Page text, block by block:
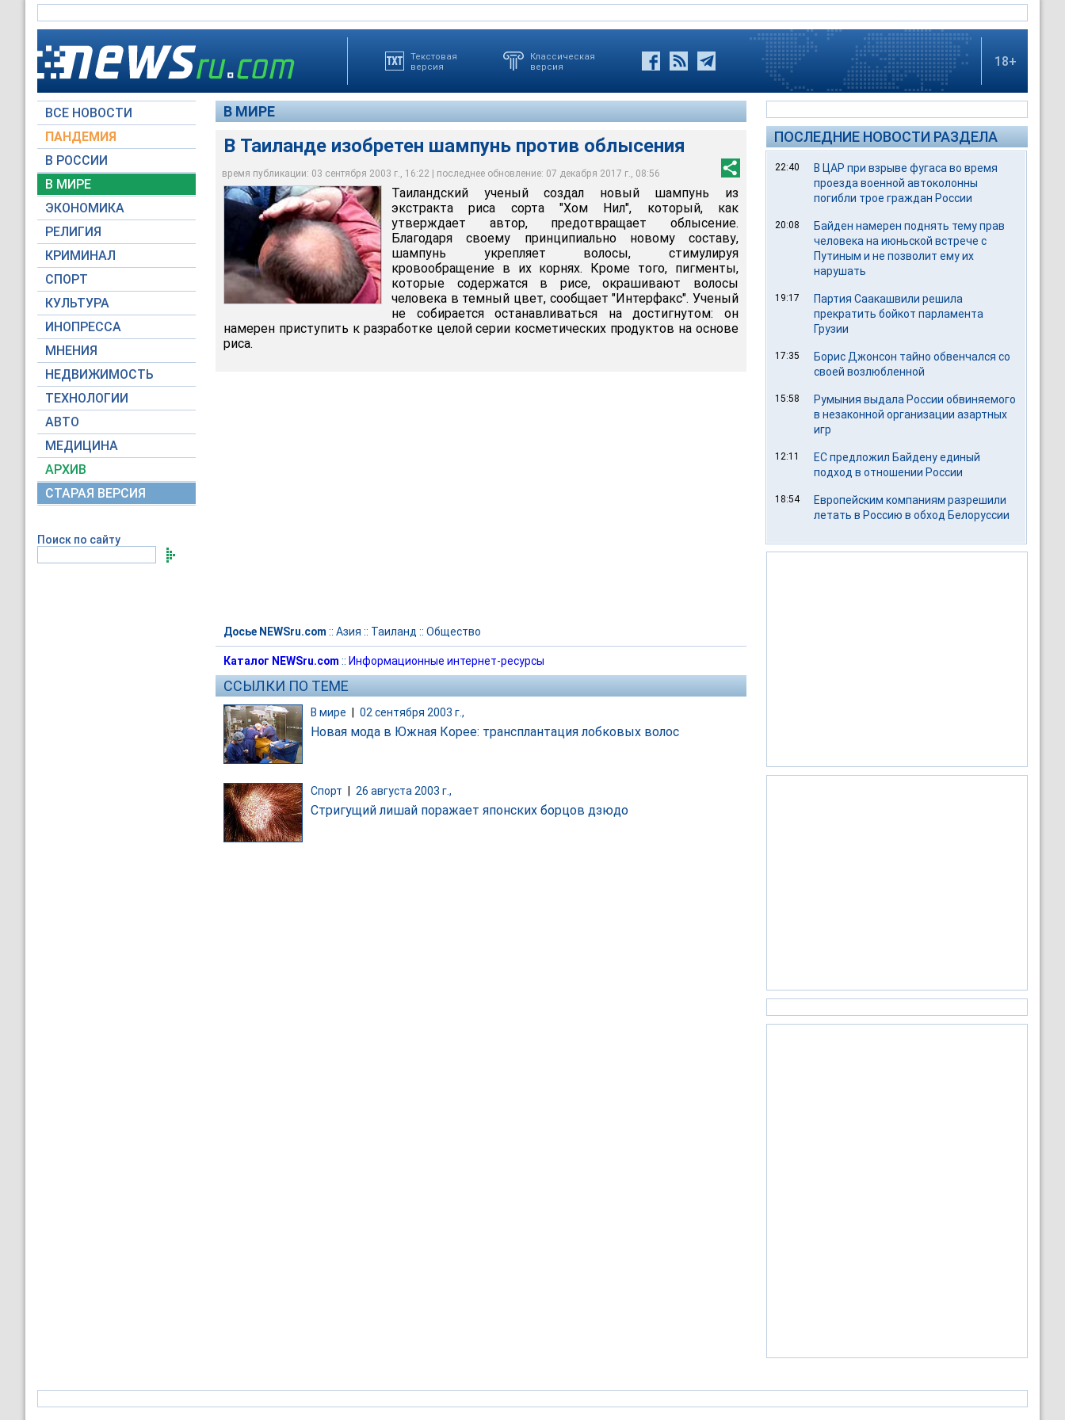
Текстовая
версия
Классическая
версия
18+
ВСЕ НОВОСТИ
ПАНДЕМИЯ
В РОССИИ
В МИРЕ
ЭКОНОМИКА
РЕЛИГИЯ
КРИМИНАЛ
СПОРТ
КУЛЬТУРА
ИНОПРЕССА
МНЕНИЯ
НЕДВИЖИМОСТЬ
ТЕХНОЛОГИИ
АВТО
МЕДИЦИНА
АРХИВ
СТАРАЯ ВЕРСИЯ
Поиск по сайту
В МИРЕ
В Таиланде изобретен шампунь против облысения
время публикации: 03 сентября 2003 г., 16:22 | последнее обновление: 07 декабря 2017 г., 08:56
В Таиланде изобретен шампунь против облысения
Архив NEWSru.com
Таиландский ученый создал новый шампунь из
экстракта риса сорта "Хом Нил", который, как
утверждает автор, предотвращает облысение.
Благодаря своему принципиально новому составу,
шампунь укрепляет волосы, стимулируя
кровообращение в их корнях. Кроме того, пигменты,
которые содержатся в рисе, окрашивают волосы
человека в темный цвет, сообщает "Интерфакс". Ученый
не собирается останавливаться на достигнутом: он
намерен приступить к разработке целой серии косметических продуктов на основе
риса.
Досье NEWSru.com :: Азия :: Таиланд :: Общество
Каталог NEWSru.com :: Информационные интернет-ресурсы
ССЫЛКИ ПО ТЕМЕ
В мире 02 сентября 2003 г.,
Новая мода в Южная Корее: трансплантация лобковых волос
Спорт 26 августа 2003 г.,
Стригущий лишай поражает японских борцов дзюдо
ПОСЛЕДНИЕ НОВОСТИ РАЗДЕЛА
22:40
В ЦАР при взрыве фугаса во время
проезда военной автоколонны
погибли трое граждан России
20:08
Байден намерен поднять тему прав
человека на июньской встрече с
Путиным и не позволит ему их
нарушать
19:17
Партия Саакашвили решила
прекратить бойкот парламента
Грузии
17:35
Борис Джонсон тайно обвенчался со
своей возлюбленной
15:58
Румыния выдала России обвиняемого
в незаконной организации азартных
игр
12:11
ЕС предложил Байдену единый
подход в отношении России
18:54
Европейским компаниям разрешили
летать в Россию в обход Белоруссии